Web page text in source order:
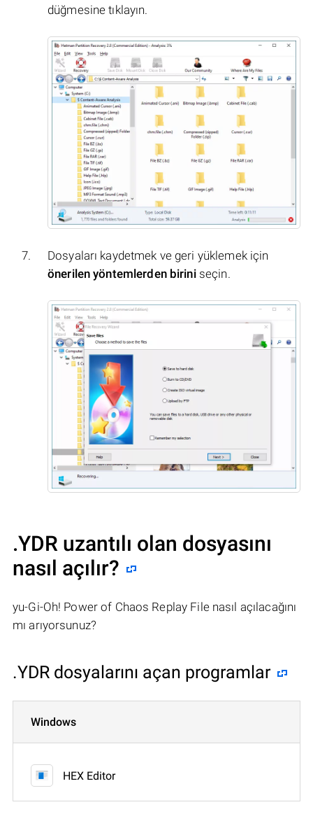
düğmesine tıklayın.
Dosyaları kaydetmek ve geri yüklemek için
önerilen yöntemlerden biriniseçin.
.YDR uzantılı olan dosyasını
nasıl açılır?
yu-Gi-Oh! Power of Chaos Replay File nasıl açılacağını
mı arıyorsunuz?
.YDR dosyalarını açan programlar
Windows
HEX Editor